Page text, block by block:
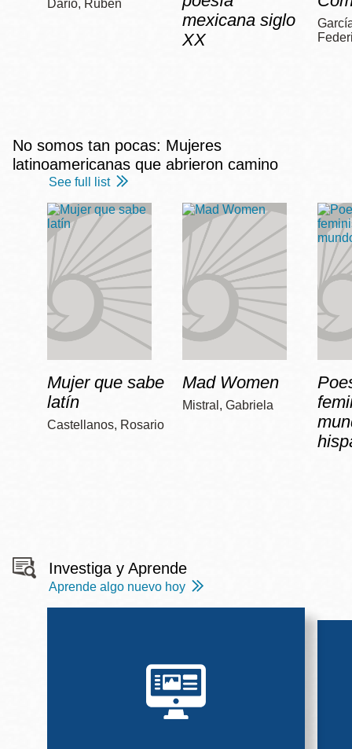
Darío, Rubén
mexicana siglo
XX
No somos tan pocas: Mujeres
latinoamericanas que abrieron camino
See full list
Mujer que sabe
latín
Castellanos, Rosario
Mad Women
Mistral, Gabriela
Investiga y Aprende
Aprende algo nuevo hoy